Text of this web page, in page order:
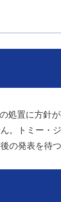
置に方針
。トミー・
の発表を待